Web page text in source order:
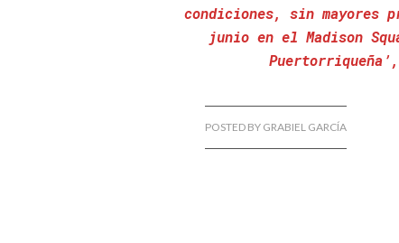
condiciones, sin mayores
junio en el Madison
POSTED BY GRABIEL GARCÍA